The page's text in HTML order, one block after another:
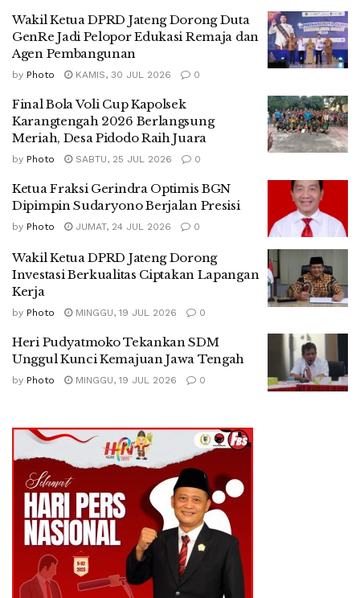
Wakil Ketua DPRD Jateng Dorong Duta
GenRe Jadi Pelopor Edukasi Remaja dan
Agen Pembangunan
by Photo KAMIS, 30 JUL 2026 0
Final Bola Voli Cup Kapolsek
Karangtengah 2026 Berlangsung
Meriah, Desa Pidodo Raih Juara
by Photo SABTU, 25 JUL 2026 0
Ketua Fraksi Gerindra Optimis BGN
Dipimpin Sudaryono Berjalan Presisi
by Photo JUMAT, 24 JUL 2026 0
Wakil Ketua DPRD Jateng Dorong
Investasi Berkualitas Ciptakan Lapangan
Kerja
by Photo MINGGU, 19 JUL 2026 0
Heri Pudyatmoko Tekankan SDM
Unggul Kunci Kemajuan Jawa Tengah
by Photo MINGGU, 19 JUL 2026 0